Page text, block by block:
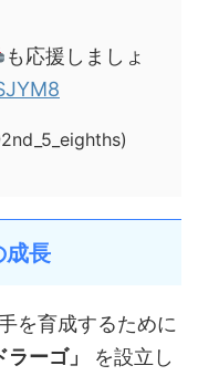
も応援しましょ
成長
を育成するために
ラーゴ」
を設立し